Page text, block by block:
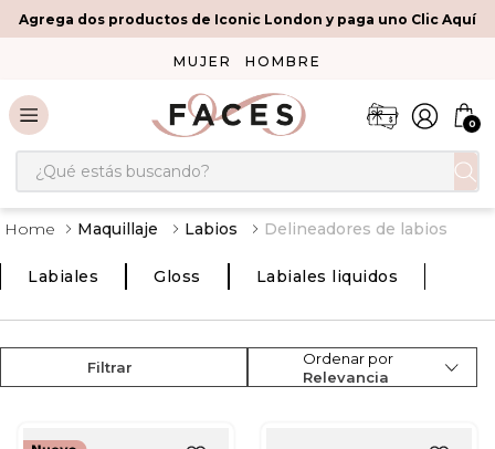
Agrega dos productos de Iconic London y paga uno Clic Aquí
MUJER HOMBRE
0
¿Qué estás buscando?
Maquillaje Labios Delineadores de labios
Labiales Gloss Labiales liquidos
Filtrar
Ordenar por
Relevancia